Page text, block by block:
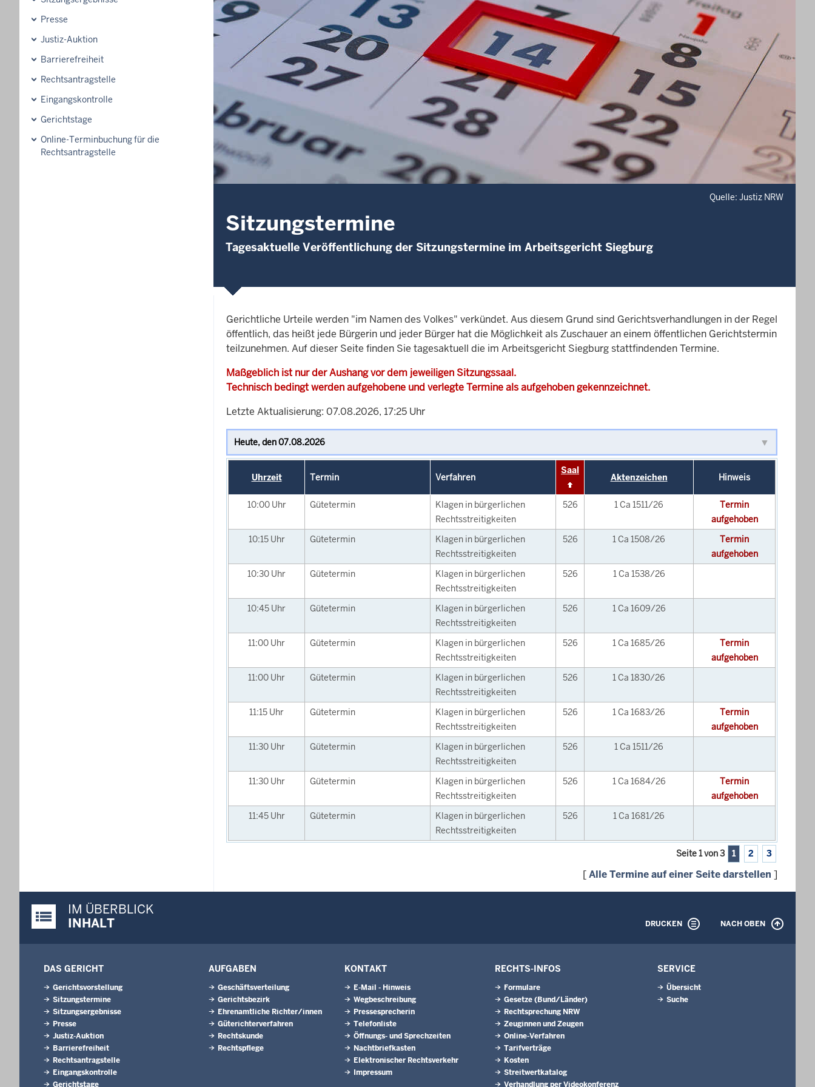
Presse
Justiz-Auktion
Barrierefreiheit
Rechtsantragstelle
Eingangskontrolle
Gerichtstage
Online-Terminbuchung für die
Rechtsantragstelle
Quelle: Justiz NRW
Sitzungstermine
Tagesaktuelle Veröffentlichung der Sitzungstermine im Arbeitsgericht Siegburg
Gerichtliche Urteile werden "im Namen des Volkes" verkündet. Aus diesem Grund sind Gerichtsverhandlungen in der Regel
öffentlich, das heißt jede Bürgerin und jeder Bürger hat die Möglichkeit als Zuschauer an einem öffentlichen Gerichtstermin
teilzunehmen. Auf dieser Seite finden Sie tagesaktuell die im Arbeitsgericht Siegburg stattfindenden Termine.
Maßgeblich ist nur der Aushang vor dem jeweiligen Sitzungssaal.
Technisch bedingt werden aufgehobene und verlegte Termine als aufgehoben gekennzeichnet.
Letzte Aktualisierung: 07.08.2026, 17:25 Uhr
Uhrzeit Termin Verfahren
Saal
Aktenzeichen Hinweis
10:00 Uhr Gütetermin
Klagen in bürgerlichen
Rechtsstreitigkeiten
526 1 Ca 1511/26
Termin
aufgehoben
10:15 Uhr Gütetermin
Klagen in bürgerlichen
Rechtsstreitigkeiten
526 1 Ca 1508/26
Termin
aufgehoben
10:30 Uhr Gütetermin
Klagen in bürgerlichen
Rechtsstreitigkeiten
526 1 Ca 1538/26
10:45 Uhr Gütetermin
Klagen in bürgerlichen
Rechtsstreitigkeiten
526 1 Ca 1609/26
11:00 Uhr Gütetermin
Klagen in bürgerlichen
Rechtsstreitigkeiten
526 1 Ca 1685/26
Termin
aufgehoben
11:00 Uhr Gütetermin
Klagen in bürgerlichen
Rechtsstreitigkeiten
526 1 Ca 1830/26
11:15 Uhr Gütetermin
Klagen in bürgerlichen
Rechtsstreitigkeiten
526 1 Ca 1683/26
Termin
aufgehoben
11:30 Uhr Gütetermin
Klagen in bürgerlichen
Rechtsstreitigkeiten
526 1 Ca 1511/26
11:30 Uhr Gütetermin
Klagen in bürgerlichen
Rechtsstreitigkeiten
526 1 Ca 1684/26
Termin
aufgehoben
11:45 Uhr Gütetermin
Klagen in bürgerlichen
Rechtsstreitigkeiten
526 1 Ca 1681/26
Seite 1 von 3 1 2 3
[Alle Termine auf einer Seite darstellen ]
Justiz-Portal im Überblick:
IM ÜBERBLICK
INHALT
DRUCKEN NACH OBEN
DAS GERICHT
Gerichtsvorstellung
Sitzungstermine
Sitzungsergebnisse
Presse
Justiz-Auktion
Barrierefreiheit
Rechtsantragstelle
Eingangskontrolle
Gerichtstage
AUFGABEN
Geschäftsverteilung
Gerichtsbezirk
Ehrenamtliche Richter/innen
Güterichterverfahren
Rechtskunde
Rechtspflege
KONTAKT
E-Mail - Hinweis
Wegbeschreibung
Pressesprecherin
Telefonliste
Öffnungs- und Sprechzeiten
Nachtbriefkasten
Elektronischer Rechtsverkehr
Impressum
RECHTS-INFOS
Formulare
Gesetze (Bund/Länder)
Rechtsprechung NRW
Zeuginnen und Zeugen
Online-Verfahren
Tarifverträge
Kosten
Streitwertkatalog
Verhandlung per Videokonferenz
SERVICE
Übersicht
Suche